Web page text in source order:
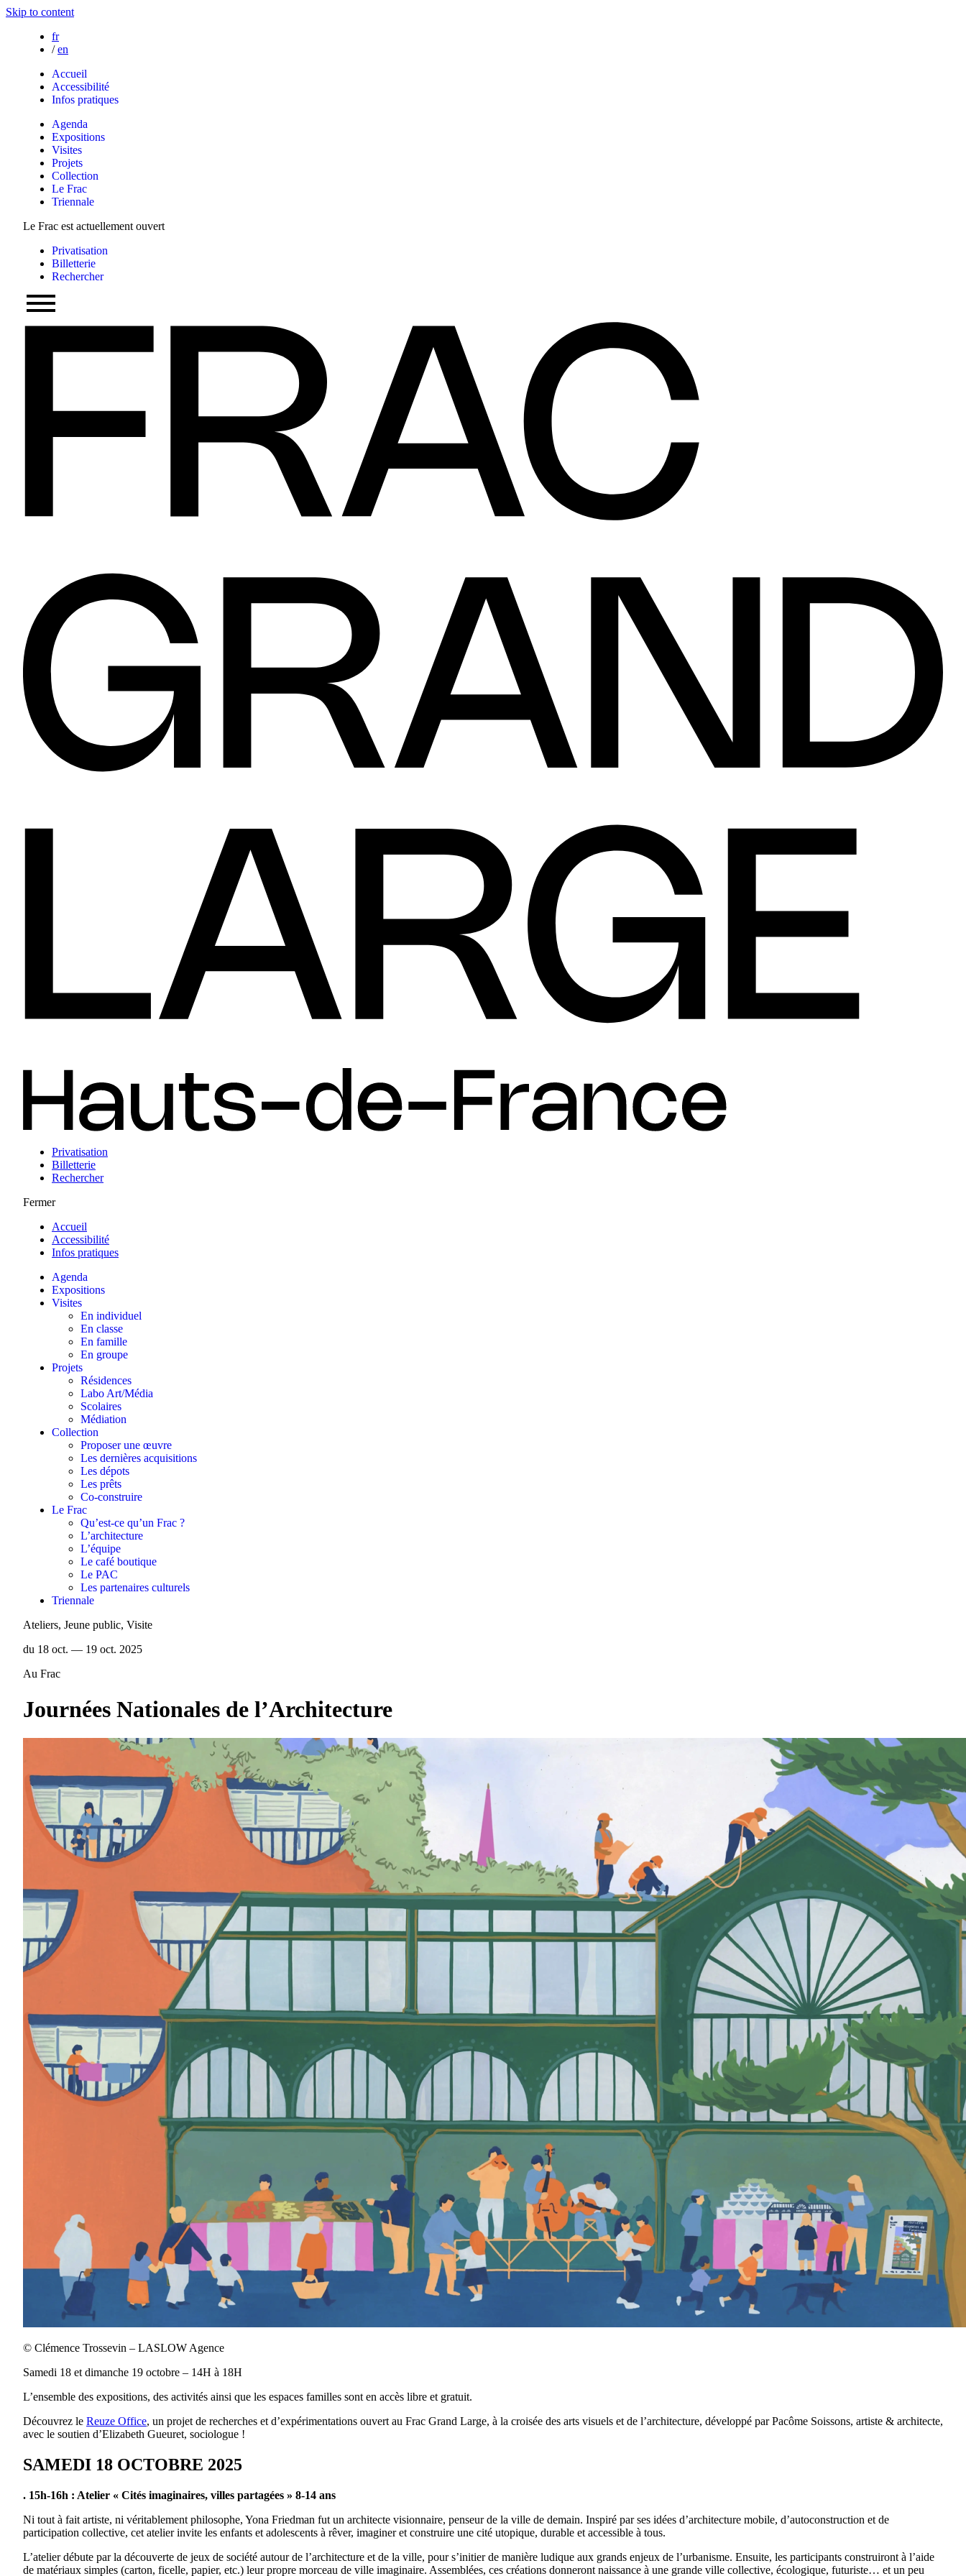
Skip to content
fr
/ en
Accueil
Accessibilité
Infos pratiques
Agenda
Expositions
Visites
Projets
Collection
Le Frac
Triennale
Le Frac est actuellement ouvert
Privatisation
Billetterie
Rechercher
Privatisation
Billetterie
Rechercher
Fermer
Accueil
Accessibilité
Infos pratiques
Agenda
Expositions
Visites
En individuel
En classe
En famille
En groupe
Projets
Résidences
Labo Art/Média
Scolaires
Médiation
Collection
Proposer une œuvre
Les dernières acquisitions
Les dépots
Les prêts
Co-construire
Le Frac
Qu’est-ce qu’un Frac ?
L’architecture
L’équipe
Le café boutique
Le PAC
Les partenaires culturels
Triennale
Ateliers, Jeune public, Visite
du 18 oct. — 19 oct. 2025
Au Frac
Journées Nationales de l’Architecture
© Clémence Trossevin – LASLOW Agence
Samedi 18 et dimanche 19 octobre – 14H à 18H
L’ensemble des expositions, des activités ainsi que les espaces familles sont en accès libre et gratuit.
Découvrez le Reuze Office, un projet de recherches et d’expérimentations ouvert au Frac Grand Large, à la croisée des arts visuels et de l’architecture, développé par Pacôme Soissons, artiste & architecte,
avec le soutien d’Elizabeth Gueuret, sociologue !
SAMEDI 18 OCTOBRE 2025
. 15h-16h : Atelier « Cités imaginaires, villes partagées » 8-14 ans
Ni tout à fait artiste, ni véritablement philosophe, Yona Friedman fut un architecte visionnaire, penseur de la ville de demain. Inspiré par ses idées d’architecture mobile, d’autoconstruction et de
participation collective, cet atelier invite les enfants et adolescents à rêver, imaginer et construire une cité utopique, durable et accessible à tous.
L’atelier débute par la découverte de jeux de société autour de l’architecture et de la ville, pour s’initier de manière ludique aux grands enjeux de l’urbanisme. Ensuite, les participants construiront à l’aide
de matériaux simples (carton, ficelle, papier, etc.) leur propre morceau de ville imaginaire. Assemblées, ces créations donneront naissance à une grande ville collective, écologique, futuriste… et un peu